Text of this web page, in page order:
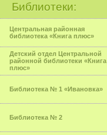
Библиотеки:
Центральная районная
библиотека «Книга плюс»
Детский отдел Центральной
районной библиотеки «Книга
плюс»
Библиотека № 1 «Ивановка»
Библиотека № 2